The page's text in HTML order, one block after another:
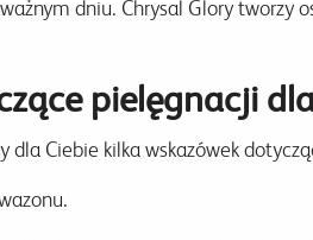
dniu. Chrysal Glory tworzy
pielęgnacji
dla Ciebie kilka wskazówek